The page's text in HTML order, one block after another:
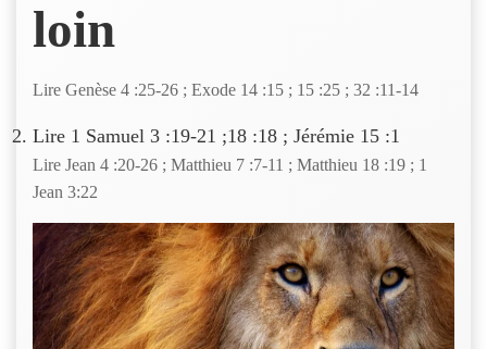
loin
Lire Genèse 4 :25-26 ; Exode 14 :15 ; 15 :25 ; 32 :11-14
Lire 1 Samuel 3 :19-21 ;18 :18 ; Jérémie 15 :1
Lire Jean 4 :20-26 ; Matthieu 7 :7-11 ; Matthieu 18 :19 ; 1
Jean 3:22